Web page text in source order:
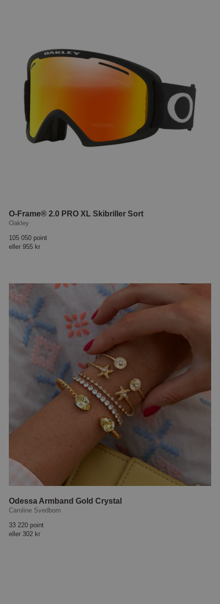
O-Frame® 2.0 PRO XL Skibriller Sort
Oakley
105 050 point
eller 955 kr
Odessa Armband Gold Crystal
Caroline Svedbom
33 220 point
eller 302 kr